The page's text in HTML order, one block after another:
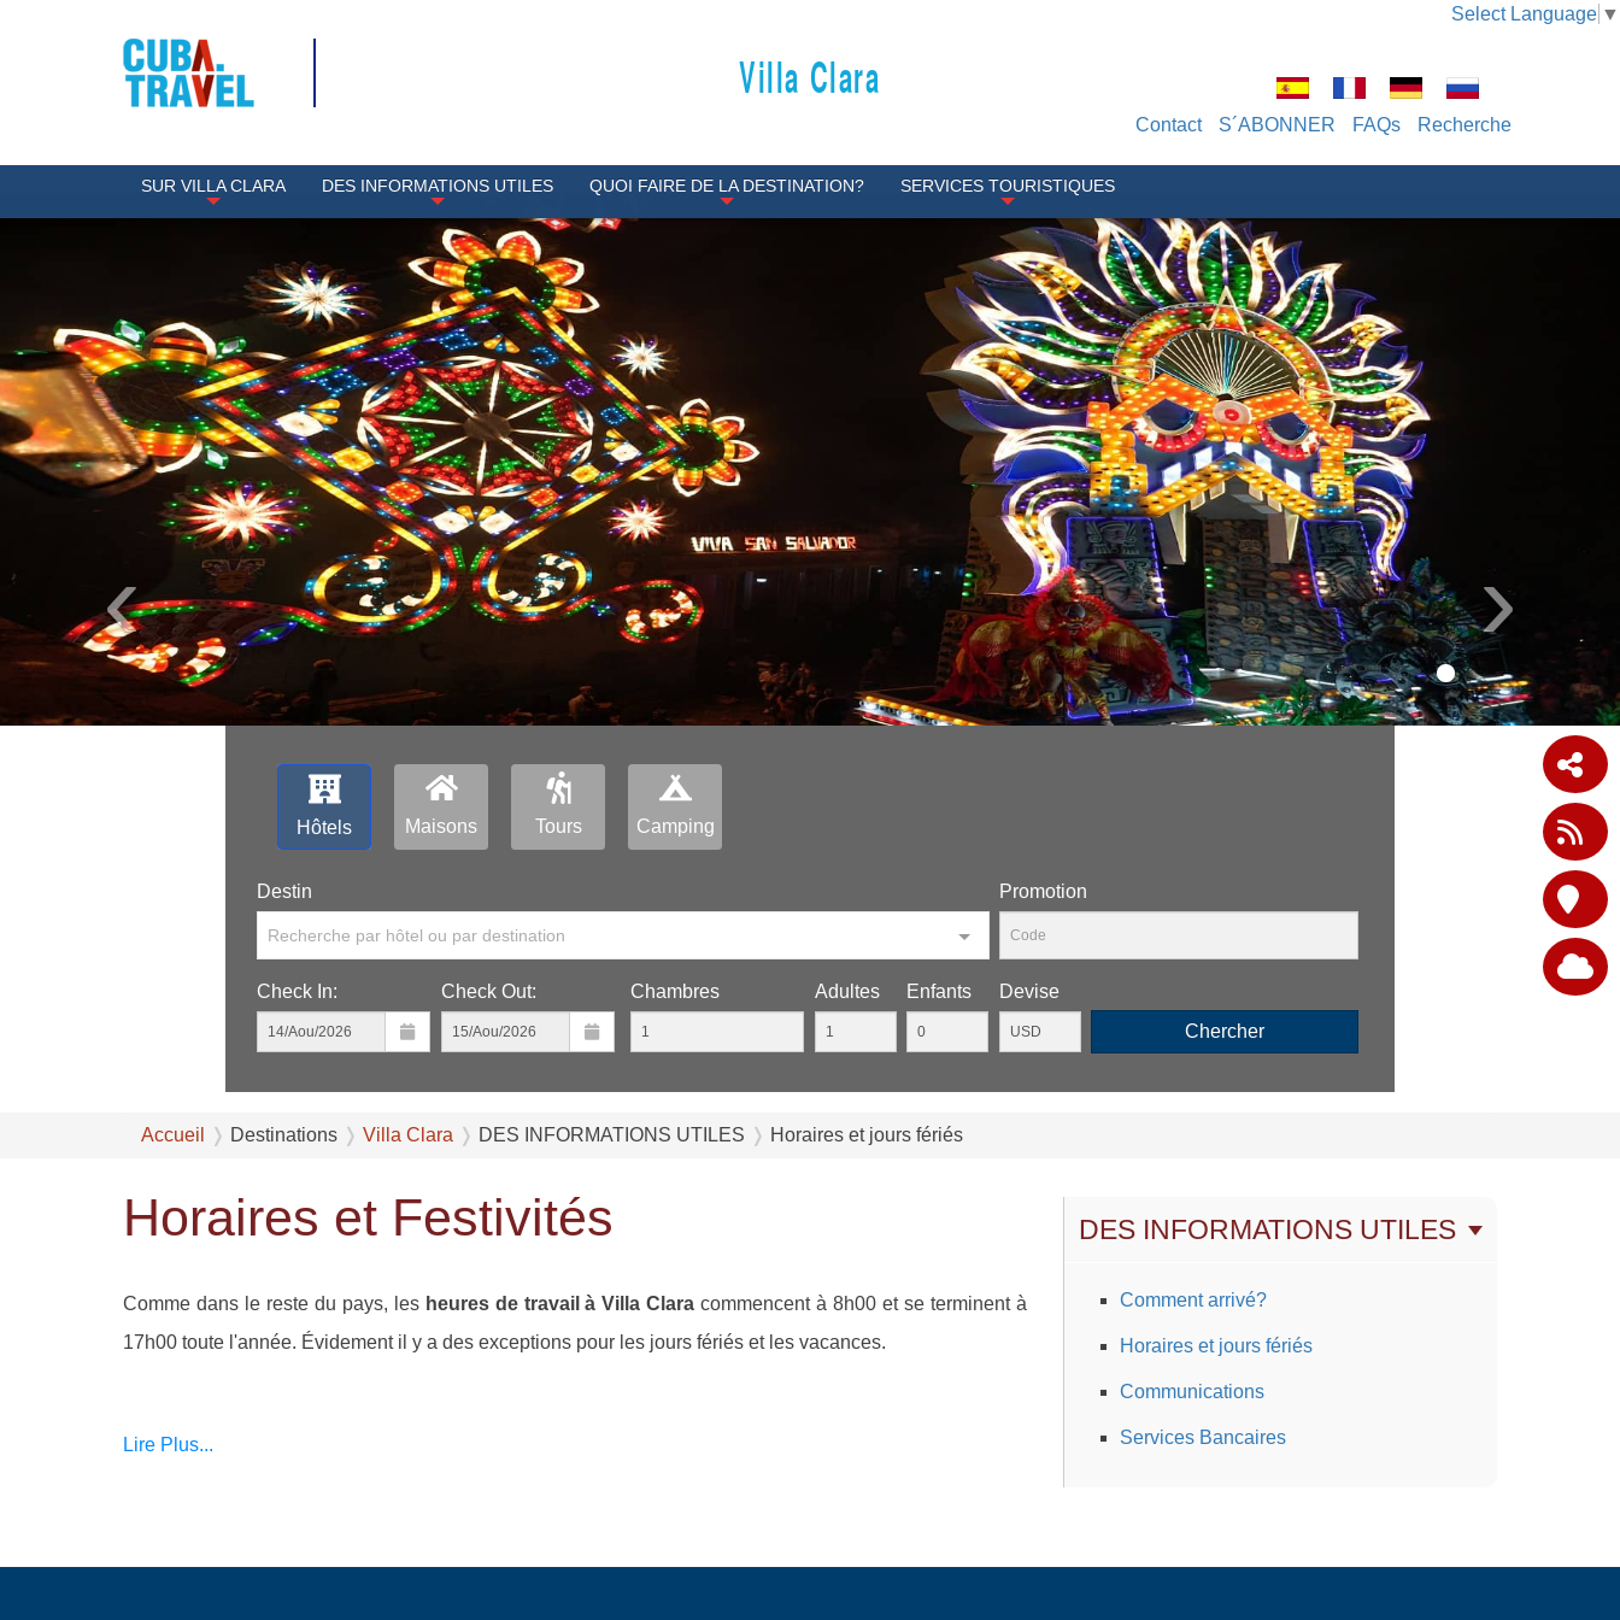
Select Language ▼
Villa Clara
Contact S´ABONNER FAQs Recherche
SUR VILLA CLARA DES INFORMATIONS UTILES QUOI FAIRE DE LA DESTINATION? SERVICES TOURISTIQUES
‹ ›
Hôtels Maisons Tours Camping
Destin
Recherche par hôtel ou par destination
Рromotion
Check In: Check Out: Chambres Adultes Enfants
Devise
Chercher
Accueil Destinations Villa Clara DES INFORMATIONS UTILES Horaires et jours fériés
DES INFORMATIONS UTILES
Comment arrivé?
Horaires et jours fériés
Communications
Services Bancaires
Horaires et Festivités
Comme dans le reste du pays, les heures de travail à Villa Clara commencent à 8h00 et se terminent à
17h00 toute l'année. Évidement il y a des exceptions pour les jours fériés et les vacances.
Lire Plus...